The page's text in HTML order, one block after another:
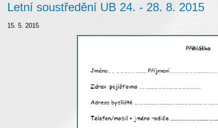
Letní soustředění UB 24. - 28. 8. 2015
15. 5. 2015